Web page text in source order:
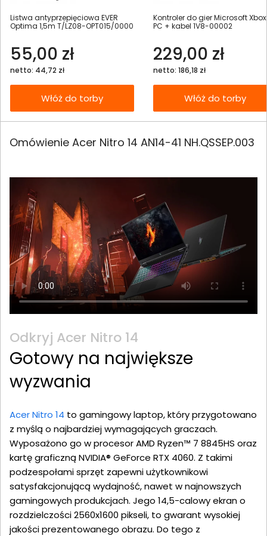
Listwa antyprzepięciowa EVER
Optima 1,5m T/LZ08-OPT015/0000
55,00 zł
netto: 44,72 zł
Włóż do torby
Kontroler do gier Microsoft Xbox
PC + kabel 1V8-00002
229,00 zł
netto: 186,18 zł
Włóż do torby
Omówienie Acer Nitro 14 AN14-41 NH.QSSEP.003
Odkryj Acer Nitro 14
Gotowy na największe
wyzwania
Acer Nitro 14 to gamingowy laptop, który przygotowano
z myślą o najbardziej wymagających graczach.
Wyposażono go w procesor AMD Ryzen™ 7 8845HS oraz
kartę graficzną NVIDIA® GeForce RTX 4060. Z takimi
podzespołami sprzęt zapewni użytkownikowi
satysfakcjonującą wydajność, nawet w najnowszych
gamingowych produkcjach. Jego 14,5-calowy ekran o
rozdzielczości 2560x1600 pikseli, to gwarant wysokiej
jakości prezentowanego obrazu. Do tego z